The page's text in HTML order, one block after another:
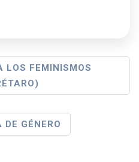
LOS FEMINISMOS
GÉNERO